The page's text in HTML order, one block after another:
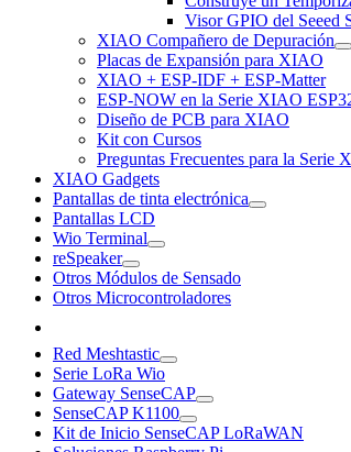
Visor GPIO del Seeed
XIAO Compañero de Depuración
Placas de Expansión para XIAO
XIAO + ESP-IDF + ESP-Matter
ESP-NOW en la Serie XIAO
Diseño de PCB para XIAO
Kit con Cursos
Preguntas Frecuentes para la Serie
XIAO Gadgets
Pantallas de tinta electrónica
Pantallas LCD
Wio Terminal
reSpeaker
Otros Módulos de Sensado
Otros Microcontroladores
Red Meshtastic
Serie LoRa Wio
Gateway SenseCAP
SenseCAP K1100
Kit de Inicio SenseCAP LoRaWAN